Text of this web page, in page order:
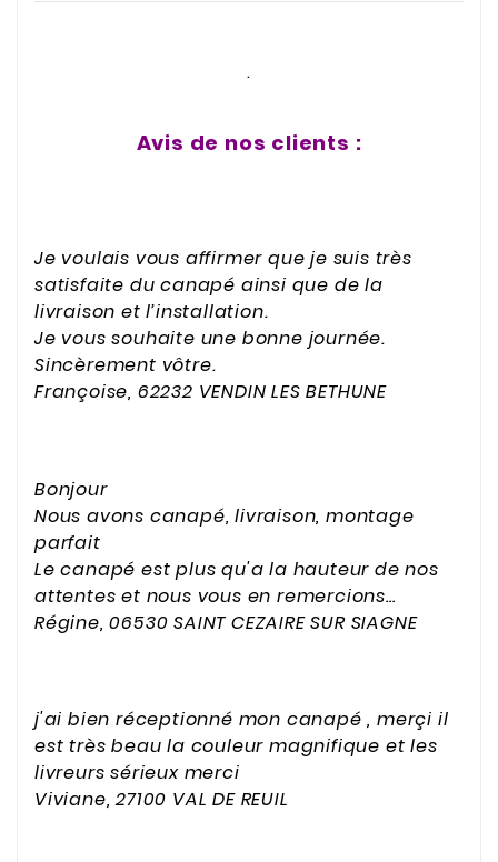
.
Avis de nos clients :
Je voulais vous affirmer que je suis très
satisfaite du canapé ainsi que de la
livraison et l’installation.
Je vous souhaite une bonne journée.
Sincèrement vôtre.
Françoise, 62232 VENDIN LES BETHUNE
Bonjour
Nous avons canapé, livraison, montage
parfait
Le canapé est plus qu'a la hauteur de nos
attentes et nous vous en remercions…
Régine, 06530 SAINT CEZAIRE SUR SIAGNE
j'ai bien réceptionné mon canapé , merçi il
est très beau la couleur magnifique et les
livreurs sérieux merci
Viviane, 27100 VAL DE REUIL